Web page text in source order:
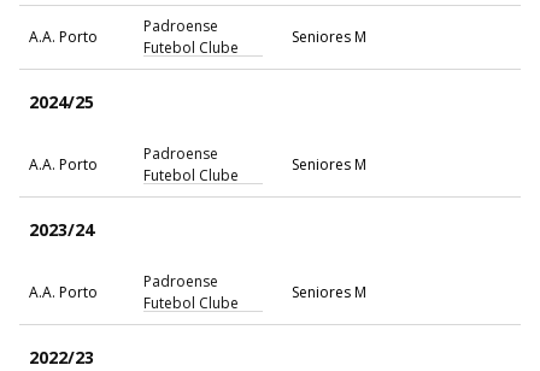
A.A. Porto
Padroense
Futebol Clube
Seniores M
2024/25
A.A. Porto
Padroense
Futebol Clube
Seniores M
2023/24
A.A. Porto
Padroense
Futebol Clube
Seniores M
2022/23